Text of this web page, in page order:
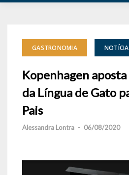
GASTRONOMIA
Kopenhagen aposta
da Língua de Gato
Pais
Alessandra Lontra - 06/08/2020